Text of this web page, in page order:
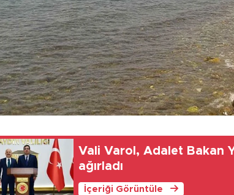
Vali Varol, Adalet Bakan
ağırladı
İçeriği Görüntüle